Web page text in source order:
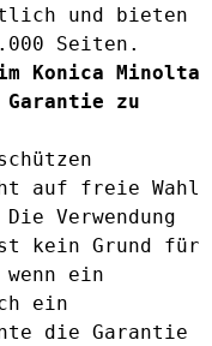
und bieten
Seiten.
Konica Minolta
Garantie zu
auf freie Wahl
Verwendung
kein Grund für
ein
ein
die Garantie